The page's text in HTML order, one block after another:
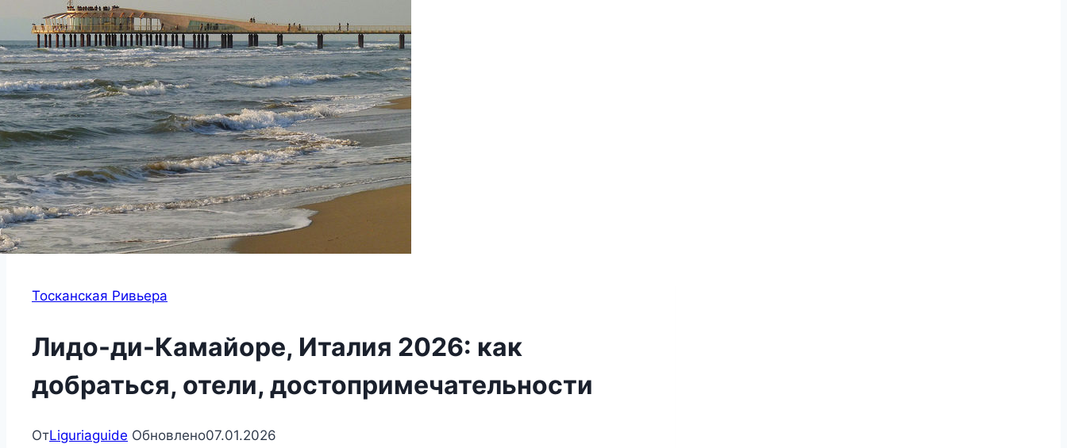
Тосканская Ривьера
Лидо-ди-Камайоре, Италия 2026: как
добраться, отели, достопримечательности
ОтLiguriaguide Обновлено07.01.2026